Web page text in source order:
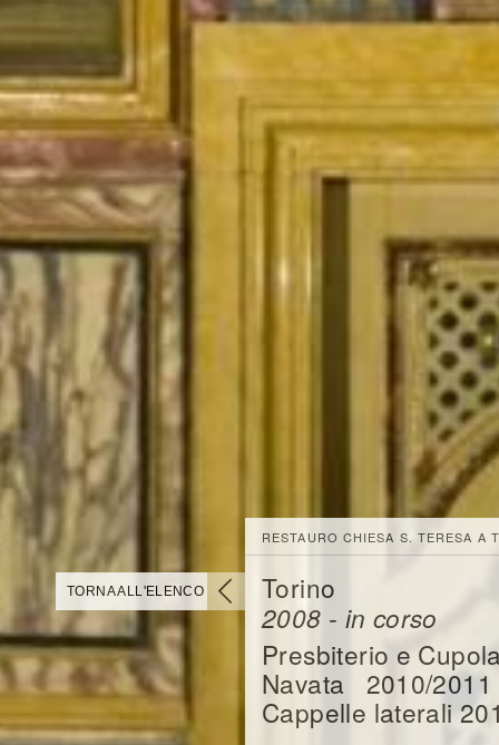
RESTAURO CHIESA S. TERESA A
TORNA ALL'ELENCO
Torino
2008 - in corso
Presbiterio e
Navata 2010/2011
Cappelle laterali